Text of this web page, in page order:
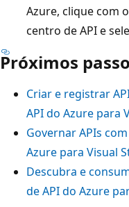
Azure, clique com
centro de API e
Próximos
Criar e registrar
API do Azure para
Governar APIs
Azure para Visual
Descubra e
de API do Azure